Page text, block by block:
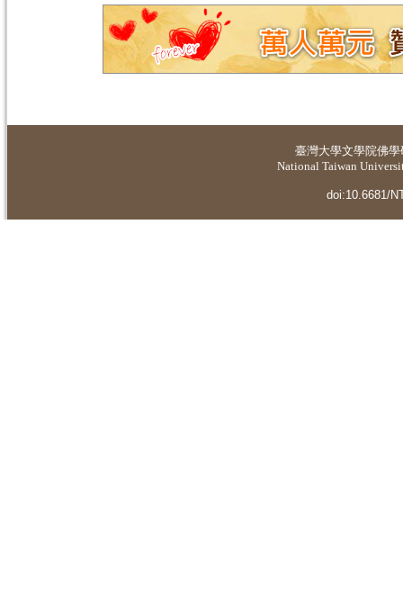
臺灣大學文學院佛
National Taiwan
doi:10.6681/